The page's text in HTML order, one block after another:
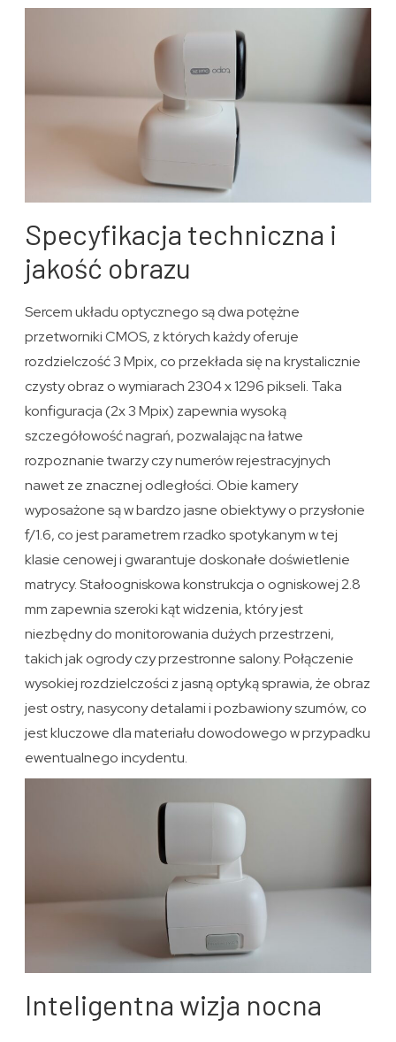
Specyfikacja techniczna i
jakość obrazu
Sercem układu optycznego są dwa potężne
przetworniki CMOS, z których każdy oferuje
rozdzielczość 3 Mpix, co przekłada się na krystalicznie
czysty obraz o wymiarach 2304 x 1296 pikseli. Taka
konfiguracja (2x 3 Mpix) zapewnia wysoką
szczegółowość nagrań, pozwalając na łatwe
rozpoznanie twarzy czy numerów rejestracyjnych
nawet ze znacznej odległości. Obie kamery
wyposażone są w bardzo jasne obiektywy o przysłonie
f/1.6, co jest parametrem rzadko spotykanym w tej
klasie cenowej i gwarantuje doskonałe doświetlenie
matrycy. Stałoogniskowa konstrukcja o ogniskowej 2.8
mm zapewnia szeroki kąt widzenia, który jest
niezbędny do monitorowania dużych przestrzeni,
takich jak ogrody czy przestronne salony. Połączenie
wysokiej rozdzielczości z jasną optyką sprawia, że obraz
jest ostry, nasycony detalami i pozbawiony szumów, co
jest kluczowe dla materiału dowodowego w przypadku
ewentualnego incydentu.
Inteligentna wizja nocna